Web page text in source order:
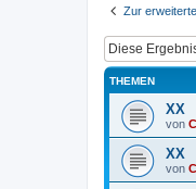
Zur
THEMEN
XX
von
XX
von